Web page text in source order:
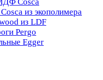
из экополимера
из LDF
Pergo
Egger